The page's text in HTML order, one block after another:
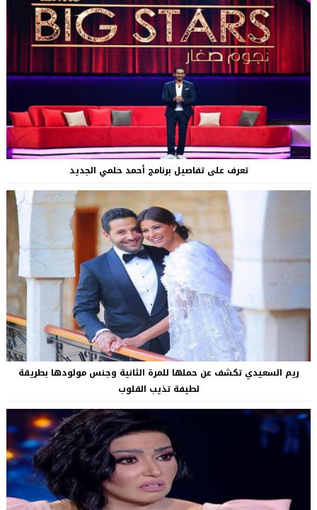
تعرف على تفاصيل برنامج أحمد حلمي الجديد
ريم السعيدي تكشف عن حملها للمرة الثانية وجنس مولودها بطريقة
لطيفة تذيب القلوب